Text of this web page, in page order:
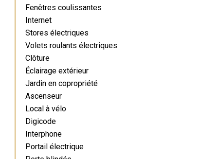
Fenêtres coulissantes
Internet
Stores électriques
Volets roulants électriques
Clôture
Éclairage extérieur
Jardin en copropriété
Ascenseur
Local à vélo
Digicode
Interphone
Portail électrique